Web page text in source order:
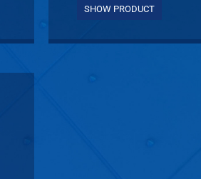
SHOW PRODUCT